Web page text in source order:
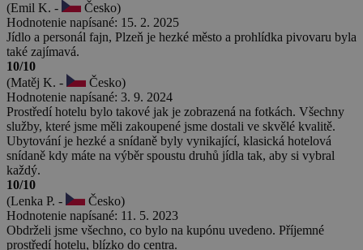
(Emil K. -
Česko)
Hodnotenie napísané: 15. 2. 2025
Jídlo a personál fajn, Plzeň je hezké město a prohlídka pivovaru byla
také zajímavá.
10/10
(Matěj K. -
Česko)
Hodnotenie napísané: 3. 9. 2024
Prostředí hotelu bylo takové jak je zobrazená na fotkách. Všechny
služby, které jsme měli zakoupené jsme dostali ve skvělé kvalitě.
Ubytování je hezké a snídaně byly vynikající, klasická hotelová
snídaně kdy máte na výběr spoustu druhů jídla tak, aby si vybral
každý.
10/10
(Lenka P. -
Česko)
Hodnotenie napísané: 11. 5. 2023
Obdrželi jsme všechno, co bylo na kupónu uvedeno. Příjemné
prostředí hotelu, blízko do centra.